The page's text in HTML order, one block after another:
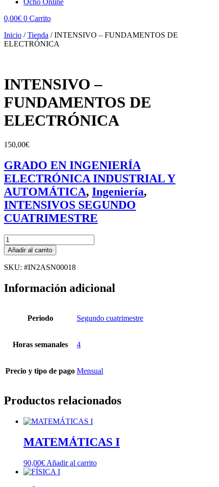
Ocho Online
0,00€ 0 Carrito
Inicio /Tienda /INTENSIVO – FUNDAMENTOS DE
ELECTRÓNICA
INTENSIVO –
FUNDAMENTOS DE
ELECTRÓNICA
150,00€
GRADO EN INGENIERÍA
ELECTRÓNICA INDUSTRIAL Y
AUTOMÁTICA, Ingeniería,
INTENSIVOS SEGUNDO
CUATRIMESTRE
INTENSIVO
-
FUNDAMENTOS
DE
cantidad
Añadir al carrito
SKU: #IN2ASN00018
Información adicional
Periodo Segundo cuatrimestre
Horas semanales 4
Precio y tipo de pago Mensual
Productos relacionados
MATEMÁTICAS I
90,00€ Añadir al carrito